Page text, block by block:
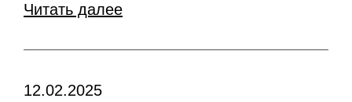
Читать далее
12.02.2025